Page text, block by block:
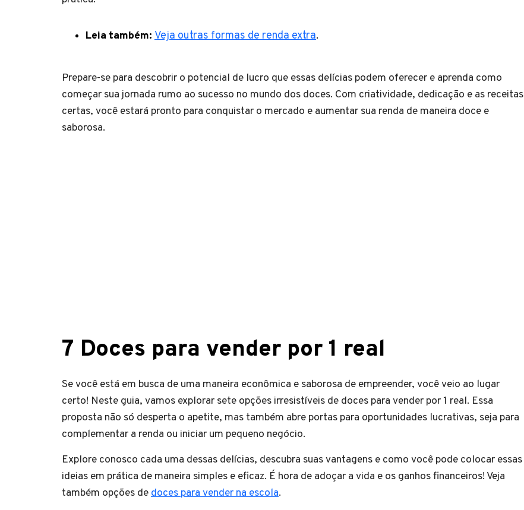
Leia também: Veja outras formas de renda extra.
Prepare-se para descobrir o potencial de lucro que essas delícias podem oferecer e aprenda como
começar sua jornada rumo ao sucesso no mundo dos doces. Com criatividade, dedicação e as receitas
certas, você estará pronto para conquistar o mercado e aumentar sua renda de maneira doce e
saborosa.
7 Doces para vender por 1 real
Se você está em busca de uma maneira econômica e saborosa de empreender, você veio ao lugar
certo! Neste guia, vamos explorar sete opções irresistíveis de doces para vender por 1 real. Essa
proposta não só desperta o apetite, mas também abre portas para oportunidades lucrativas, seja para
complementar a renda ou iniciar um pequeno negócio.
Explore conosco cada uma dessas delícias, descubra suas vantagens e como você pode colocar essas
ideias em prática de maneira simples e eficaz. É hora de adoçar a vida e os ganhos financeiros! Veja
também opções de doces para vender na escola.